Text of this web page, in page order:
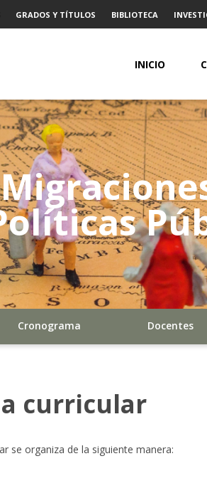
GRADOS Y TÍTULOS BIBLIOTECA
INICIO
Cronograma Docentes
curricular
se organiza de la siguiente manera: